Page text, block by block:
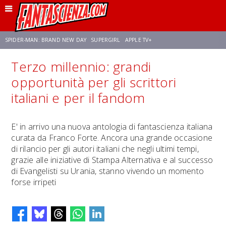
SPIDER-MAN: BRAND NEW DAY SUPERGIRL APPLE TV+
FRANCO RICCIARDIELLO ZENDAYA STAR TREK AVENGERS: DOOMSDAY
STAR TREK: STRANGE NEW WORLDS
Terzo millennio: grandi
opportunità per gli scrittori
italiani e per il fandom
E' in arrivo una nuova antologia di fantascienza italiana
curata da Franco Forte. Ancora una grande occasione
di rilancio per gli autori italiani che negli ultimi tempi,
grazie alle iniziative di Stampa Alternativa e al successo
di Evangelisti su Urania, stanno vivendo un momento
forse irripeti